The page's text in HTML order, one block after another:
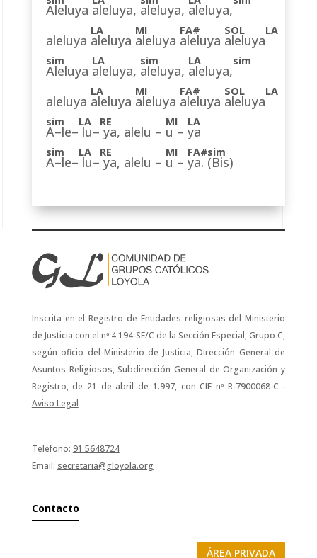
Aleluya aleluya, aleluya, aleluya,
aleluya aleluya aleluya aleluya aleluya
Aleluya aleluya, aleluya, aleluya,
aleluya aleluya aleluya aleluya aleluya
A–le– lu– ya, alelu – u – ya
A–le– lu– ya, alelu – u – ya. (Bis)
Inscrita en el Registro de Entidades religiosas del Ministerio
de Justicia con el nª 4.194-SE/C de la Sección Especial, Grupo C,
según oficio del Ministerio de Justicia, Dirección General de
Asuntos Religiosos, Subdirección General de Organización y
Registro, de 21 de abril de 1.997, con CIF nª R-7900068-C -
Aviso Legal
Teléfono: 91 5648724
Email: secretaria@gloyola.org
Contacto
ÁREA PRIVADA